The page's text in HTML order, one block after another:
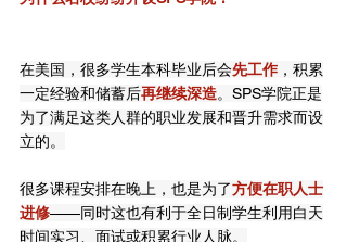
在美国，很多学生本科毕业后会先工作 ，积累
一定经验和储蓄后再继续深造。SPS学院正是
为了满足这类人群的职业发展和晋升需求而设
立的。
很多课程安排在晚上，也是为了方便在职人士
进修——同时这也有利于全日制学生利用白天
时间实习、面试或积累行业人脉。